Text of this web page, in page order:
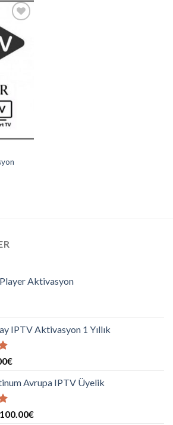
Add to
wishlist
Aktivasyon
IPTV Aktivasyon 1 Yıllık
€Şu
fiyat:Avrupa IPTV Üyelik
Orijinal
100.00€Şu